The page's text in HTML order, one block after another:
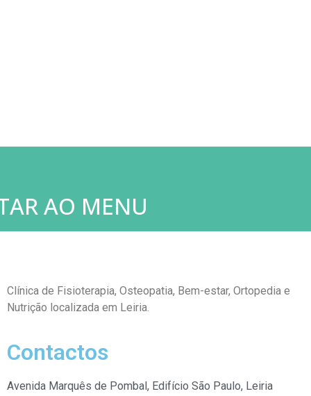
AO MENU
Clínica de Fisioterapia, Osteopatia, Bem-estar, Ortopedia e
Nutrição localizada em Leiria.
Contactos
Avenida Marquês de Pombal, Edifício São Paulo, Leiria